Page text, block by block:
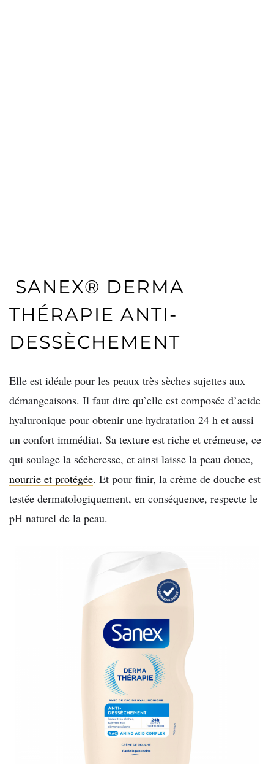
SANEX® DERMA
THÉRAPIE ANTI-
DESSÈCHEMENT
Elle est idéale pour les peaux très sèches sujettes aux
démangeaisons. Il faut dire qu’elle est composée d’acide
hyaluronique pour obtenir une hydratation 24 h et aussi
un confort immédiat. Sa texture est riche et crémeuse, ce
qui soulage la sécheresse, et ainsi laisse la peau douce,
nourrie et protégée. Et pour finir, la crème de douche est
testée dermatologiquement, en conséquence, respecte le
pH naturel de la peau.